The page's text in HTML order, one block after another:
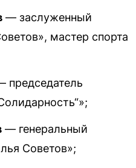
— заслуженный
мастер спорта
председатель
— генеральный
Советов»;